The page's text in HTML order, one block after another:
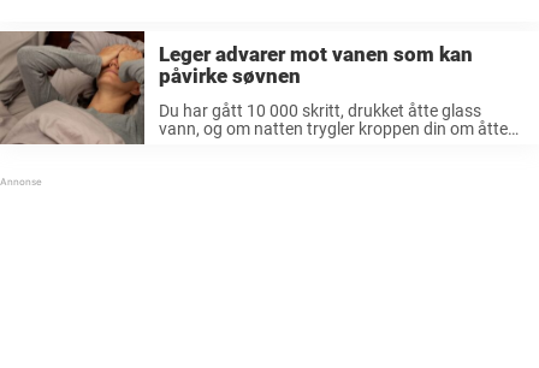
Leger advarer mot vanen som kan
påvirke søvnen
Du har gått 10 000 skritt, drukket åtte glass
vann, og om natten trygler kroppen din om åtte